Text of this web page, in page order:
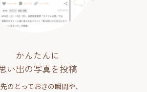
かんたんに
い出の写真を投稿
のとっておきの瞬間や、